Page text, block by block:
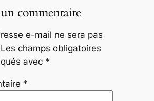
commentaire
e-mail ne sera pas
Les champs obligatoires
avec *
*